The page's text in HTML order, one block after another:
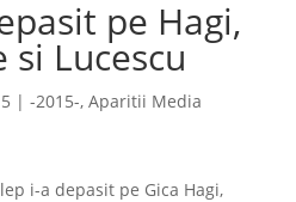
pe Hagi,
si Lucescu
| -2015-, Aparitii Media
i-a depasit pe Gica Hagi,